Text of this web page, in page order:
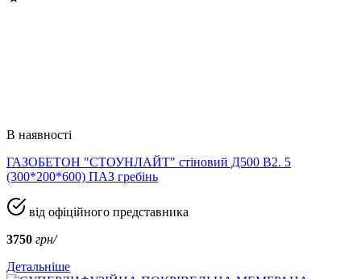
В наявності
ГАЗОБЕТОН "СТОУНЛАЙТ" стіновий Д500 В2. 5
(300*200*600) ПАЗ гребінь
від офіційного представника
3750 грн/
Детальніше